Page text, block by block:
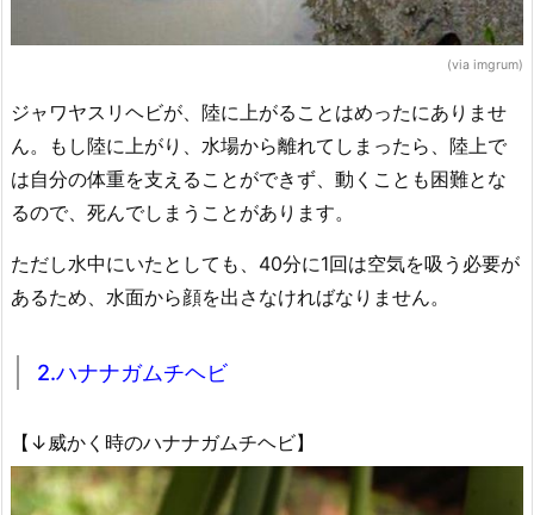
(via imgrum)
ジャワヤスリヘビが、陸に上がることはめったにありませ
ん。もし陸に上がり、水場から離れてしまったら、陸上で
は自分の体重を支えることができず、動くことも困難とな
るので、死んでしまうことがあります。
ただし水中にいたとしても、40分に1回は空気を吸う必要が
あるため、水面から顔を出さなければなりません。
2.ハナナガムチヘビ
【↓威かく時のハナナガムチヘビ】